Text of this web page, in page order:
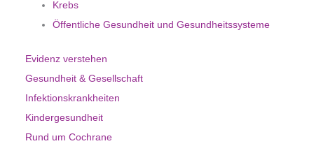
Krebs
Öffentliche Gesundheit und Gesundheitssysteme
Evidenz verstehen
Gesundheit & Gesellschaft
Infektionskrankheiten
Kindergesundheit
Rund um Cochrane